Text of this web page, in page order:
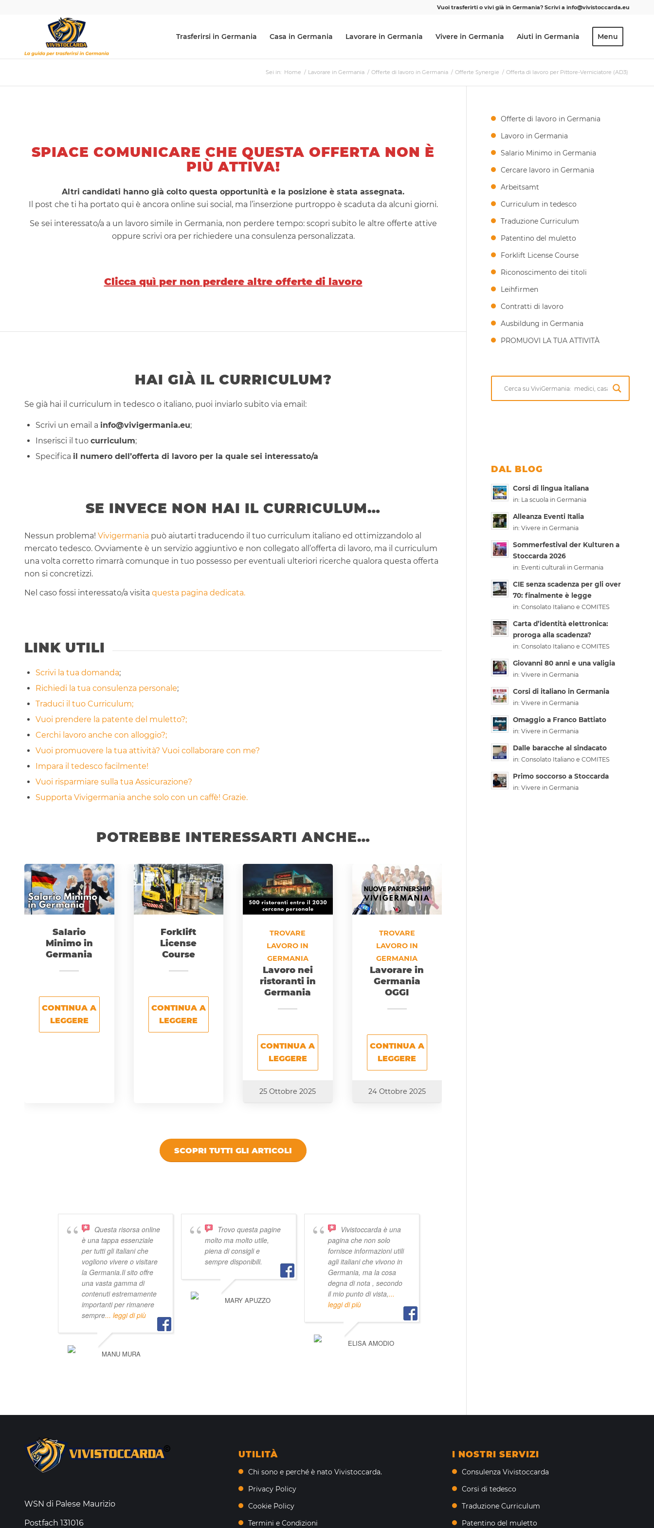
Vuoi trasferirti o vivi già in Germania? Scrivi a info@vivistoccarda.eu
Trasferirsi in Germania Casa in Germania Lavorare in Germania Vivere in Germania Aiuti in Germania Menu
Sei in: Home / Lavorare in Germania / Offerte di lavoro in Germania / Offerte Synergie / Offerta di lavoro per Pittore-Verniciatore (AD3)
SPIACE COMUNICARE CHE QUESTA OFFERTA NON È
PIÙ ATTIVA!
Altri candidati hanno già colto questa opportunità e la posizione è stata assegnata.
Il post che ti ha portato qui è ancora online sui social, ma l’inserzione purtroppo è scaduta da alcuni giorni.
Se sei interessato/a a un lavoro simile in Germania, non perdere tempo: scopri subito le altre offerte attive
oppure scrivi ora per richiedere una consulenza personalizzata.
Clicca quì per non perdere altre offerte di lavoro
HAI GIÀ IL CURRICULUM?
Se già hai il curriculum in tedesco o italiano, puoi inviarlo subito via email:
Scrivi un email a info@vivigermania.eu;
Inserisci il tuo curriculum;
Specifica il numero dell’offerta di lavoro per la quale sei interessato/a
SE INVECE NON HAI IL CURRICULUM…
Nessun problema! Vivigermania può aiutarti traducendo il tuo curriculum italiano ed ottimizzandolo al
mercato tedesco. Ovviamente è un servizio aggiuntivo e non collegato all’offerta di lavoro, ma il curriculum
una volta corretto rimarrà comunque in tuo possesso per eventuali ulteriori ricerche qualora questa offerta
non si concretizzi.
Nel caso fossi interessato/a visita questa pagina dedicata.
LINK UTILI
Scrivi la tua domanda;
Richiedi la tua consulenza personale;
Traduci il tuo Curriculum;
Vuoi prendere la patente del muletto?;
Cerchi lavoro anche con alloggio?;
Vuoi promuovere la tua attività? Vuoi collaborare con me?
Impara il tedesco facilmente!
Vuoi risparmiare sulla tua Assicurazione?
Supporta Vivigermania anche solo con un caffè! Grazie.
POTREBBE INTERESSARTI ANCHE…
Salario
Minimo in
Germania
CONTINUA A
LEGGERE
Forklift
License
Course
CONTINUA A
LEGGERE
TROVARE
LAVORO IN
GERMANIA
Lavoro nei
ristoranti in
Germania
CONTINUA A
LEGGERE
25 Ottobre 2025
TROVARE
LAVORO IN
GERMANIA
Lavorare in
Germania
OGGI
CONTINUA A
LEGGERE
24 Ottobre 2025
SCOPRI TUTTI GLI ARTICOLI
Questa risorsa online
è una tappa essenziale
per tutti gli italiani che
vogliono vivere o visitare
la Germania.Il sito offre
una vasta gamma di
contenuti estremamente
importanti per rimanere
sempre... leggi di più
MANU MURA
Trovo questa pagine
molto ma molto utile,
piena di consigli e
sempre disponibili.
MARY APUZZO
Vivistoccarda è una
pagina che non solo
fornisce informazioni utili
agli italiani che vivono in
Germania, ma la cosa
degna di nota , secondo
il mio punto di vista,...
leggi di più
ELISA AMODIO
Offerte di lavoro in Germania
Lavoro in Germania
Salario Minimo in Germania
Cercare lavoro in Germania
Arbeitsamt
Curriculum in tedesco
Traduzione Curriculum
Patentino del muletto
Forklift License Course
Riconoscimento dei titoli
Leihfirmen
Contratti di lavoro
Ausbildung in Germania
PROMUOVI LA TUA ATTIVITÀ
DAL BLOG
Corsi di lingua italiana
in: La scuola in Germania
Alleanza Eventi Italia
in:Vivere in Germania
Sommerfestival der Kulturen a
Stoccarda 2026
in: Eventi culturali in Germania
CIE senza scadenza per gli over
70: finalmente è legge
in:Consolato Italiano e COMITES
Carta d’identità elettronica:
proroga alla scadenza?
in:Consolato Italiano e COMITES
Giovanni 80 anni e una valigia
in:Vivere in Germania
Corsi di italiano in Germania
in:Vivere in Germania
Omaggio a Franco Battiato
in:Vivere in Germania
Dalle baracche al sindacato
in:Consolato Italiano e COMITES
Primo soccorso a Stoccarda
in:Vivere in Germania
WSN di Palese Maurizio
Postfach 131016
UTILITÀ
Chi sono e perché è nato Vivistoccarda.
Privacy Policy
Cookie Policy
Termini e Condizioni
I NOSTRI SERVIZI
Consulenza Vivistoccarda
Corsi di tedesco
Traduzione Curriculum
Patentino del muletto